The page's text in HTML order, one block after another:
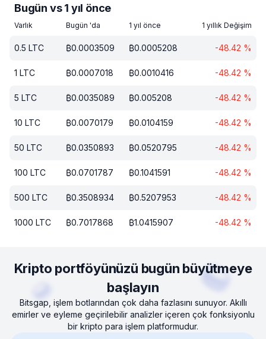
Bugün vs 1 yıl önce
Varlık Bugün 'da 1 yıl önce 1 yıllık Değişim
0.5 LTC ₿0.0003509 ₿0.0005208 -48.42 %
1 LTC ₿0.0007018 ₿0.0010416 -48.42 %
5 LTC ₿0.0035089 ₿0.005208 -48.42 %
10 LTC ₿0.0070179 ₿0.0104159 -48.42 %
50 LTC ₿0.0350893 ₿0.0520795 -48.42 %
100 LTC ₿0.0701787 ₿0.1041591 -48.42 %
500 LTC ₿0.3508934 ₿0.5207953 -48.42 %
1000 LTC ₿0.7017868 ₿1.0415907 -48.42 %
Kripto portföyünüzü bugün büyütmeye
başlayın
Bitsgap, işlem botlarından çok daha fazlasını sunuyor. Akıllı
emirler ve eyleme geçirilebilir analizler içeren çok fonksiyonlu
bir kripto para işlem platformudur.